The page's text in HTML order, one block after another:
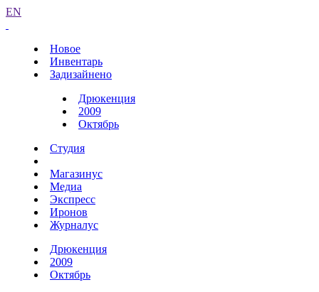
EN
Новое
Инвентарь
Задизайнено
Дрюкенция
2009
Октябрь
Студия
Магазинус
Медиа
Экспресс
Иронов
Журналус
Дрюкенция
2009
Октябрь